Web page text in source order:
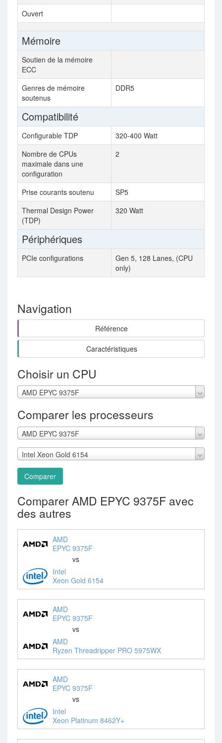
Ouvert
Mémoire
Soutien de la mémoire
ECC
Genres de mémoire
soutenus
DDR5
Compatibilité
Configurable TDP
320-400 Watt
Nombre de CPUs
maximale dans une
configuration
2
Prise courants soutenu
SP5
Thermal Design Power
(TDP)
320 Watt
Périphériques
PCIe configurations
Gen 5, 128 Lanes, (CPU
only)
Navigation
Référence
Caractéristiques
Choisir un CPU
AMD EPYC 9375F
Comparer les processeurs
AMD EPYC 9375F
Intel Xeon Gold 6154
Comparer
Comparer AMD EPYC 9375F avec
des autres
AMD
EPYC 9375F
vs
Intel
Xeon Gold 6154
AMD
EPYC 9375F
vs
AMD
Ryzen Threadripper PRO 5975WX
AMD
EPYC 9375F
vs
Intel
Xeon Platinum 8462Y+